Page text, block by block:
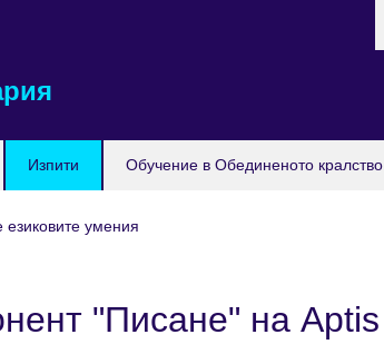
Изпити Обучение в Обединеното кралство
умения
"Писане" на Aptis